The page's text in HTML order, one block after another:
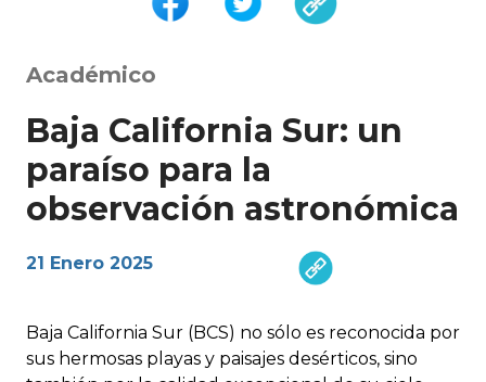
Académico
Baja California Sur: un
paraíso para la
observación astronómica
21 Enero 2025
Baja California Sur (BCS) no sólo es reconocida por
sus hermosas playas y paisajes desérticos, sino